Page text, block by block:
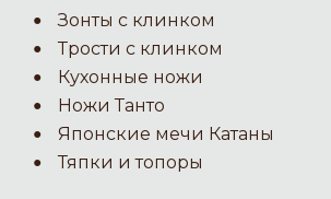
Зонты с клинком
Трости с клинком
Кухонные ножи
Ножи Танто
Японские мечи Катаны
Тяпки и топоры